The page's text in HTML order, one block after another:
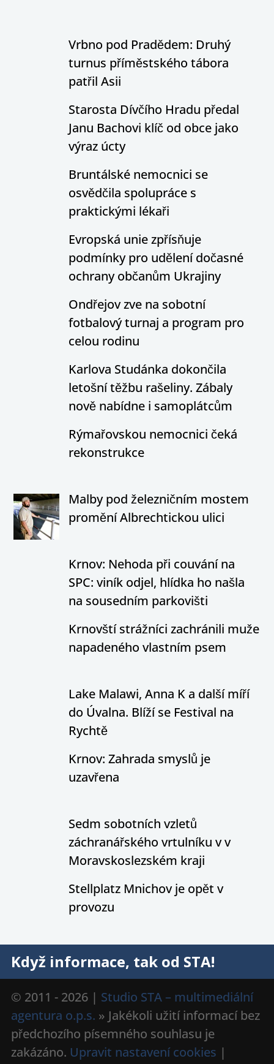
Vrbno pod Pradědem: Druhý
turnus příměstského tábora
patřil Asii
Starosta Dívčího Hradu předal
Janu Bachovi klíč od obce jako
výraz úcty
Bruntálské nemocnici se
osvědčila spolupráce s
praktickými lékaři
Evropská unie zpřísňuje
podmínky pro udělení dočasné
ochrany občanům Ukrajiny
Ondřejov zve na sobotní
fotbalový turnaj a program pro
celou rodinu
Karlova Studánka dokončila
letošní těžbu rašeliny. Zábaly
nově nabídne i samoplátcům
Rýmařovskou nemocnici čeká
rekonstrukce
Malby pod železničním mostem
promění Albrechtickou ulici
Krnov: Nehoda při couvání na
SPC: viník odjel, hlídka ho našla
na sousedním parkovišti
Krnovští strážníci zachránili muže
napadeného vlastním psem
Lake Malawi, Anna K a další míří
do Úvalna. Blíží se Festival na
Rychtě
Krnov: Zahrada smyslů je
uzavřena
Sedm sobotních vzletů
záchranářského vrtulníku v v
Moravskoslezském kraji
Stellplatz Mnichov je opět v
provozu
Když informace, tak od STA!
© 2011 - 2026 | Studio STA – multimediální
agentura o.p.s. » Jakékoli užití informací bez
předchozího písemného souhlasu je
zakázáno. Upravit nastavení cookies |